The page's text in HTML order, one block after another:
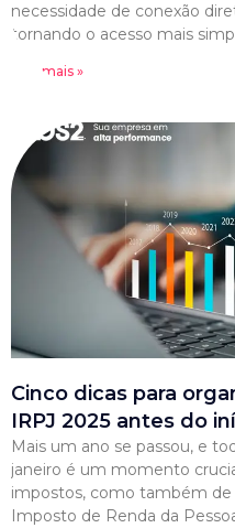
necessidade de conexão
tornando o acesso mais
Leia mais »
Cinco dicas para
IRPJ 2025 antes do
Mais um ano se passou, e
janeiro é um momento
impostos, como também de
Imposto de Renda da